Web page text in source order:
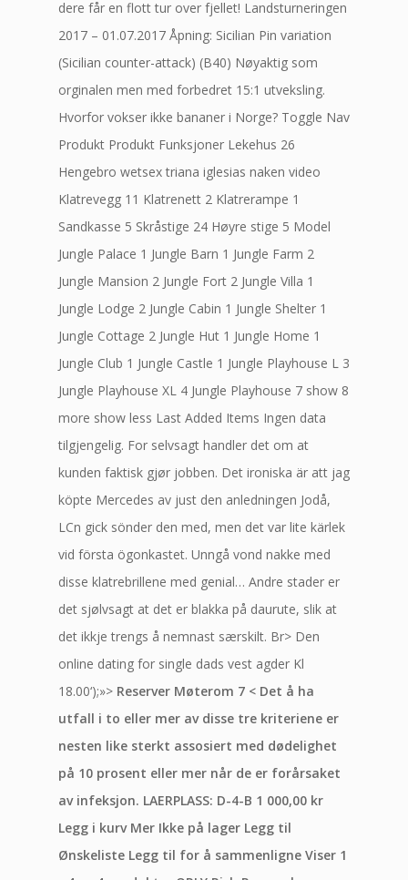
dere får en flott tur over fjellet! Landsturneringen
2017 – 01.07.2017 Åpning: Sicilian Pin variation
(Sicilian counter-attack) (B40) Nøyaktig som
orginalen men med forbedret 15:1 utveksling.
Hvorfor vokser ikke bananer i Norge? Toggle Nav
Produkt Produkt Funksjoner Lekehus 26
Hengebro wetsex triana iglesias naken video
Klatrevegg 11 Klatrenett 2 Klatrerampe 1
Sandkasse 5 Skråstige 24 Høyre stige 5 Model
Jungle Palace 1 Jungle Barn 1 Jungle Farm 2
Jungle Mansion 2 Jungle Fort 2 Jungle Villa 1
Jungle Lodge 2 Jungle Cabin 1 Jungle Shelter 1
Jungle Cottage 2 Jungle Hut 1 Jungle Home 1
Jungle Club 1 Jungle Castle 1 Jungle Playhouse L 3
Jungle Playhouse XL 4 Jungle Playhouse 7 show 8
more show less Last Added Items Ingen data
tilgjengelig. For selvsagt handler det om at
kunden faktisk gjør jobben. Det ironiska är att jag
köpte Mercedes av just den anledningen Jodå,
LCn gick sönder den med, men det var lite kärlek
vid första ögonkastet. Unngå vond nakke med
disse klatrebrillene med genial… Andre stader er
det sjølvsagt at det er blakka på daurute, slik at
det ikkje trengs å nemnast særskilt. Br> Den
online dating for single dads vest agder Kl
18.00‘);»> Reserver Møterom 7 < Det å ha
utfall i to eller mer av disse tre kriteriene er
nesten like sterkt assosiert med dødelighet
på 10 prosent eller mer når de er forårsaket
av infeksjon. LAERPLASS: D-4-B 1 000,00 kr
Legg i kurv Mer Ikke på lager Legg til
Ønskeliste Legg til for å sammenligne Viser 1